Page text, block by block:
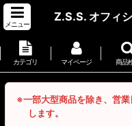
メニュー
Z.S.S. オフィ
カテゴリ マイページ 商品
※一部大型商品を除き、営
します。